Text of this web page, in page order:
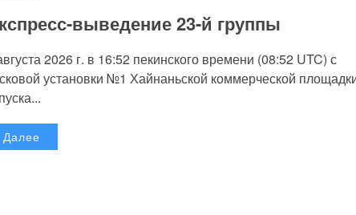
выведение 23-й группы
2026 г. в 16:52 пекинского времени (08:52 UTC) с
установки №1 Хайнаньской коммерческой
Далее